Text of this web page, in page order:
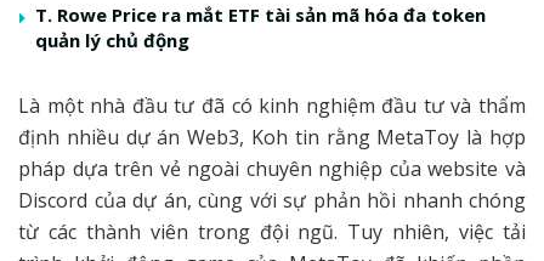
T. Rowe Price ra mắt ETF tài sản mã hóa đa token
quản lý chủ động
Là một nhà đầu tư đã có kinh nghiệm đầu tư và thẩm
định nhiều dự án Web3, Koh tin rằng MetaToy là hợp
pháp dựa trên vẻ ngoài chuyên nghiệp của website và
Discord của dự án, cùng với sự phản hồi nhanh chóng
từ các thành viên trong đội ngũ. Tuy nhiên, việc tải